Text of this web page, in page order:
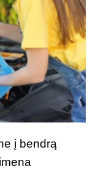
į bendrą